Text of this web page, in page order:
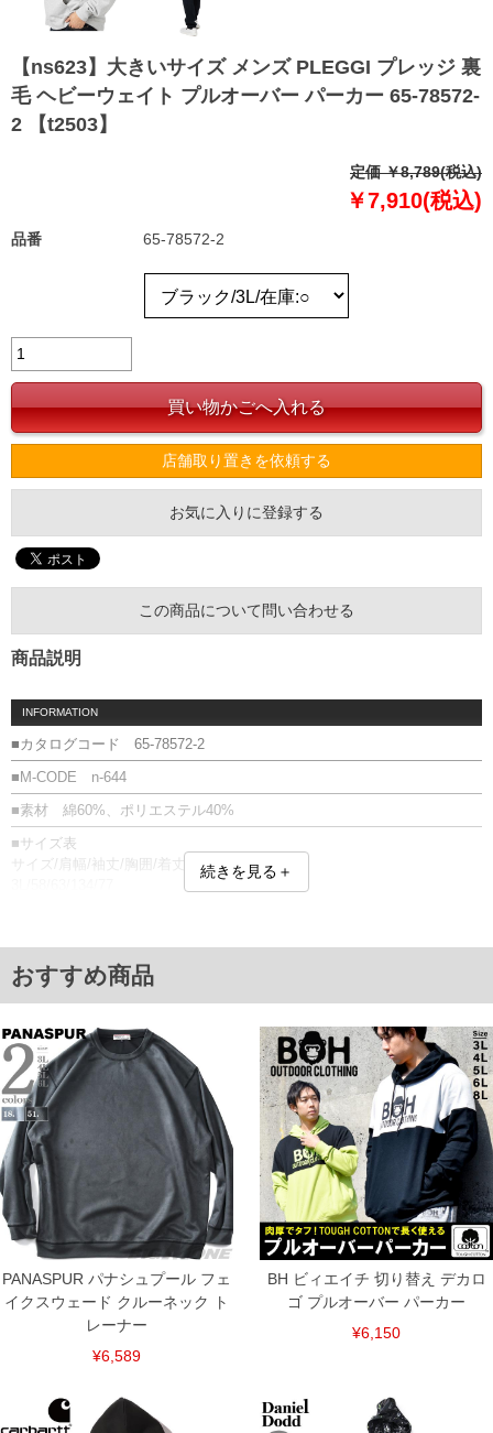
【ns623】大きいサイズ メンズ PLEGGI プレッジ 裏
毛 ヘビーウェイト プルオーバー パーカー 65-78572-
2 【t2503】
定価 ￥8,789(税込)
￥7,910(税込)
品番 65-78572-2
店舗取り置きを依頼する
お気に入りに登録する
この商品について問い合わせる
商品説明
INFORMATION
■カタログコード 65-78572-2
■M-CODE n-644
■素材 綿60%、ポリエステル40%
■サイズ表
サイズ/肩幅/袖丈/胸囲/着丈
6L/64/64/152/83
単位はcm
下着(肌着)やワイシャツは商品の性質上、返品交換不可とさせて頂いております。予め
ご了承くださいませ。
※【ボトムの裾上げをご希望の場合】
裾上げ料金は500円+税となります。
備考欄に股下●cmとご記入下さい。（裾上げ無料対象商品は1本につき税込6,000円以
上の品が対象。1本5,999円以下の商品は有料（500円+税）となります。）
出荷まで約1週間～20日間程お時間を頂く場合がございます。
尚、裾上げした商品は返品・交換不可となりますので、予めご了承下さい。
一部、お直しに対応出来ない商品がございます。(例：裾にファスナーや調節ひもが付
いている、極端なデザインが施されている等)
※商品によって若干のサイズの誤差がございます。また、お客様がご使用の環境（コ
ンピュータ画面）によって、商品の色味が若干異なる場合がございます。予めご了承
ください。
※当店での掲載商品は、実店鋪と在庫を共用しておりますので店頭での売り違い、店
舗からのお取り寄せ等により、お客様にご迷惑をお掛けしてしまう場合がございま
す。そのようなことがない様最大限に努めておりますが、もしあった場合速やかにご
続きを見る＋
おすすめ商品
PANASPUR パナシュプール フェ
イクスウェード クルーネック ト
レーナー
¥6,589
BH ビィエイチ 切り替え デカロ
ゴ プルオーバー パーカー
¥6,150